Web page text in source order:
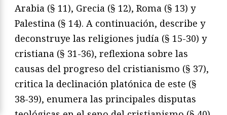
Arabia (§ 11), Grecia (§ 12), Roma (§ 13) y
Palestina (§ 14). A continuación, describe y
deconstruye las religiones judía (§ 15-30) y
cristiana (§ 31-36), reflexiona sobre las
causas del progreso del cristianismo (§ 37),
critica la declinación platónica de este (§
38-39), enumera las principales disputas